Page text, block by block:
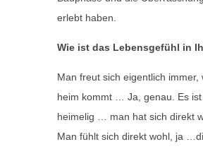
erlebt haben.
Wie ist das Lebensgefühl in
Man freut sich eigentlich immer,
heim kommt … Ja, genau. Es ist
heimelig … man hat sich direkt
Man fühlt sich direkt wohl, ja